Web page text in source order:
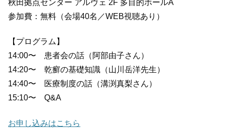
秋田拠点センター アルヴェ 2F 多目的ホールA
参加費：無料（会場40名／WEB視聴あり）
【プログラム】
14:00〜 患者会の話（阿部由子さん）
14:20〜 乾癬の基礎知識（山川岳洋先生）
14:40〜 医療制度の話（溝渕真梨さん）
15:10〜 Q&A
お申し込みはこちら